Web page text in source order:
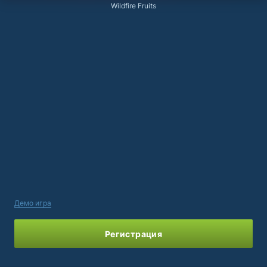
Wildfire Fruits
Демо игра
Регистрация